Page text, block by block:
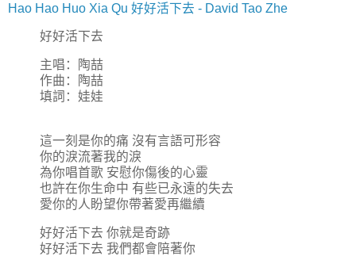
Hao Hao Huo Xia Qu 好好活下去 - David Tao Zhe
好好活下去
主唱：陶喆
作曲：陶喆
填詞：娃娃
這一刻是你的痛 沒有言語可形容
你的淚流著我的淚
為你唱首歌 安慰你傷後的心靈
也許在你生命中 有些已永遠的失去
愛你的人盼望你帶著愛再繼續
好好活下去 你就是奇跡
好好活下去 我們都會陪著你